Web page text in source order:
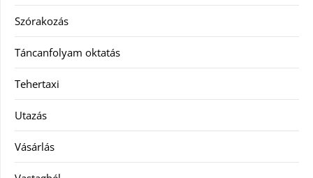
Szórakozás
Táncanfolyam oktatás
Tehertaxi
Utazás
Vásárlás